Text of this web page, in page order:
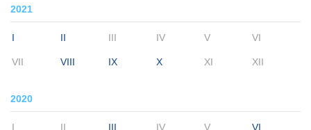
2021
I II III IV V VI
VII VIII IX X XI XII
2020
I II III IV V VI